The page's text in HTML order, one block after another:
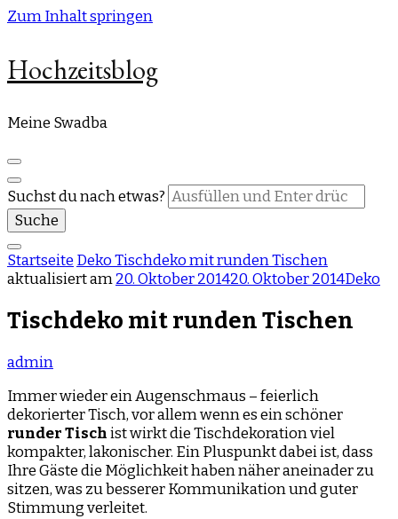
Zum Inhalt springen
Hochzeitsblog
Meine Swadba
Suchst du nach etwas?
Startseite DekoTischdeko mit runden Tischen
aktualisiert am20. Oktober 201420. Oktober 2014Deko
Tischdeko mit runden Tischen
admin
Immer wieder ein Augenschmaus – feierlich
dekorierter Tisch, vor allem wenn es ein schöner
runder Tischist wirkt die Tischdekoration viel
kompakter, lakonischer. Ein Pluspunkt dabei ist, dass
Ihre Gäste die Möglichkeit haben näher aneinader zu
sitzen, was zu besserer Kommunikation und guter
Stimmung verleitet.